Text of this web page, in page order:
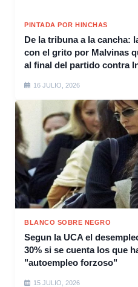
PINTADA POR HINCHAS
De la tribuna a la cancha:
con el grito por Malvinas
al final del partido contra
16 JULIO, 2026
BLANCO SOBRE NEGRO
Segun la UCA el
30% si se cuenta los que
"autoempleo forzoso"
15 JULIO, 2026